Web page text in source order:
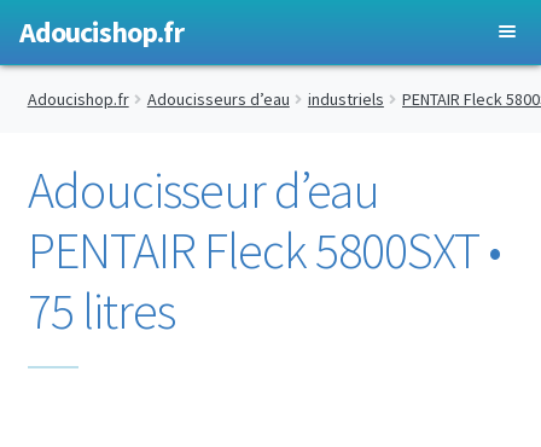
Adoucishop.fr
Adoucisseurs d’eau
Ouvrir
Adoucishop.fr Adoucisseurs d’eau industriels PENTAIR Fleck
Adoucisseur d’eau
PENTAIR Fleck 5800SXT •
75 litres